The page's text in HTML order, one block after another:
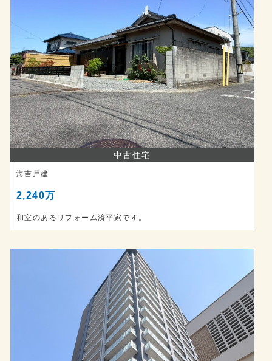
中古住宅
海吉戸建
2,240万
和室のあるリフォーム済平家です。